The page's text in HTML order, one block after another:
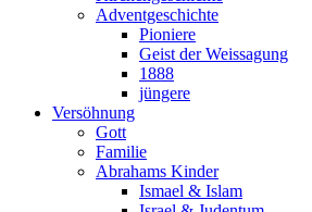
Adventgeschichte
Pioniere
Geist der Weissagung
1888
jüngere
Versöhnung
Gott
Familie
Abrahams Kinder
Ismael & Islam